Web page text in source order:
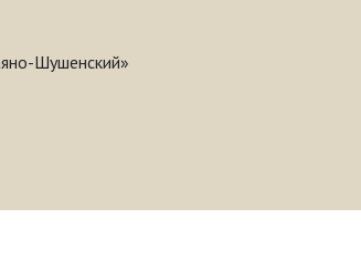
Шушенский»